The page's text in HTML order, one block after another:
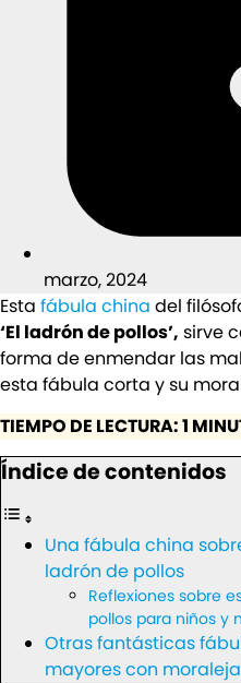
marzo, 2024
Esta fábula china del
‘El ladrón de pollos’, sirve
forma de enmendar las
esta fábula corta y su
TIEMPO DE LECTURA: 1
Índice de contenidos
Una fábula china
ladrón de pollos
Reflexiones sobre
pollos para niños y
Otras fantásticas
mayores con moraleja